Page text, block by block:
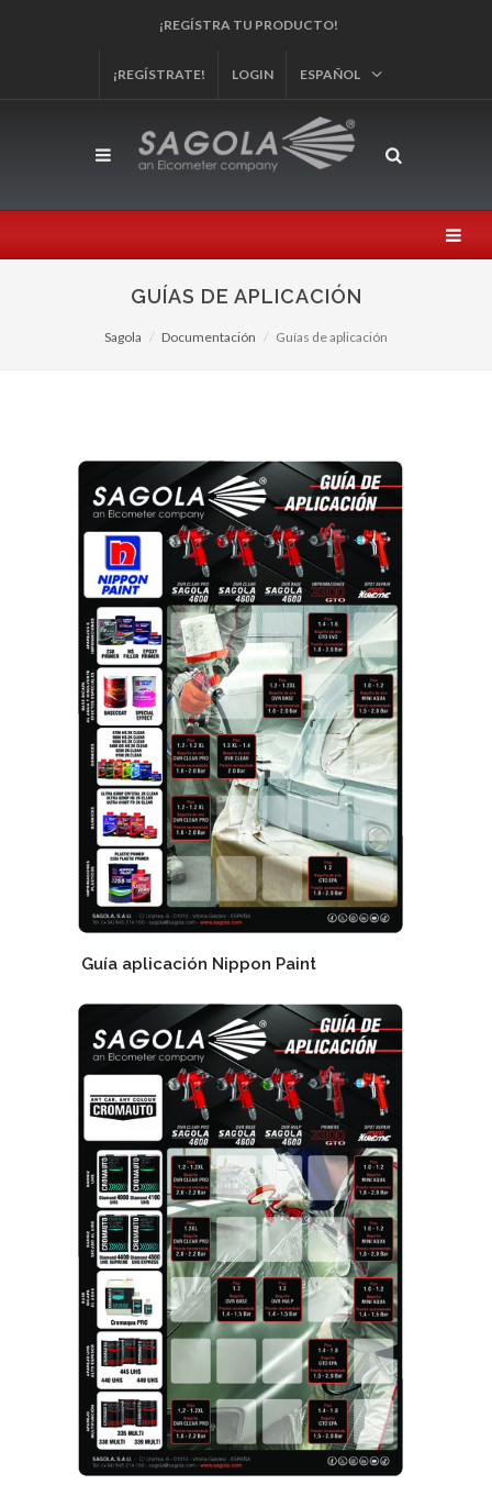
¡Y PARTICIPA EN NUESTROS SORTEOS!
¡REGÍSTRATE! LOGIN ESPAÑOL
GUÍAS DE APLICACIÓN
Sagola Documentación Guías de aplicación
Guía aplicación Nippon Paint